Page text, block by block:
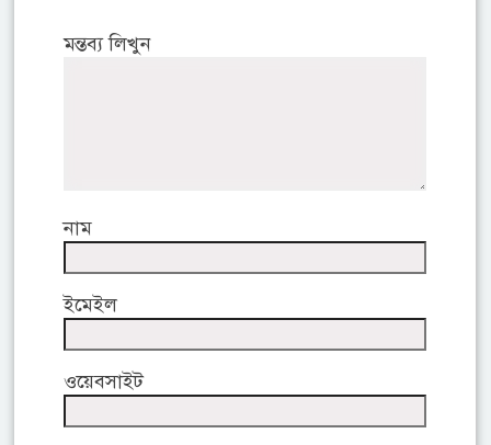
মন্তব্য লিখুন
নাম
ইমেইল
ওয়েবসাইট